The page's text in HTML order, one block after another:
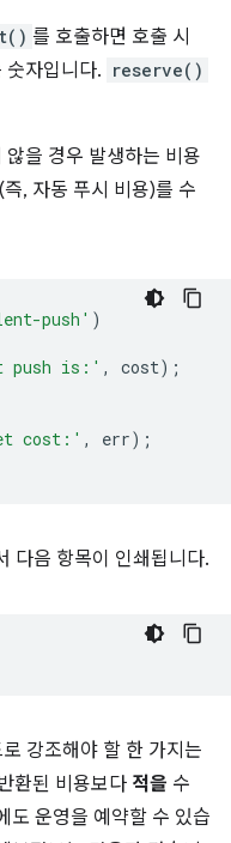
를 호출하면 호출 시
숫자입니다. reserve()
을 경우 발생하는 비용
, 자동 푸시 비용)를 수
push' )
push is:' , cost);
cost:' , err);
다음 항목이 인쇄됩니다.
강조해야 할 한 가지는
환된 비용보다 적을 수
도 운영을 예약할 수 있습